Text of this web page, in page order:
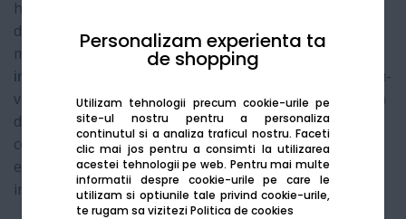
Personalizam experienta ta
de shopping
Utilizam tehnologii precum cookie-urile pe
site-ul nostru pentru a personaliza
continutul si a analiza traficul nostru. Faceti
clic mai jos pentru a consimti la utilizarea
acestei tehnologii pe web. Pentru mai multe
informatii despre cookie-urile pe care le
utilizam si optiunile tale privind cookie-urile,
te rugam sa viziteziPolitica de cookies
home-office, fiind concepută pentru utilizatorii care
doresc performanță fără compromisuri. Această
multifuncțională 3-în-1 se remarcă prin funcția de
imprimare automată față-verso (Duplex)
, permițându-
vă să reduceți consumul de hârtie cu 50%. Cu un sistem
de rezervoare de cerneală de mare capacitate și
conectivitate Wireless avansată, DCP-T530DW oferă o
experiență de utilizare fluidă și costuri de exploatare
incredibil de mici.